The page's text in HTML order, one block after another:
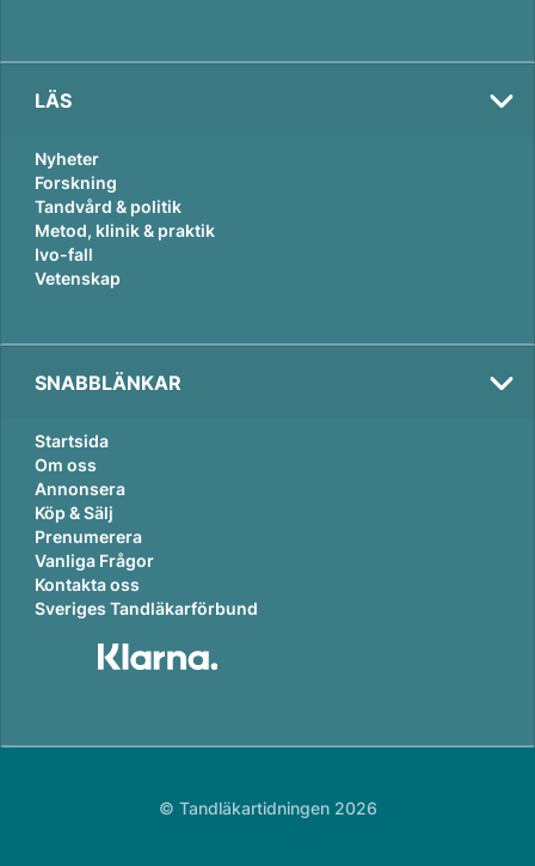
LÄS
Nyheter
Forskning
Tandvård & politik
Metod, klinik & praktik
Ivo-fall
Vetenskap
SNABBLÄNKAR
Startsida
Om oss
Annonsera
Köp & Sälj
Prenumerera
Vanliga Frågor
Kontakta oss
Sveriges Tandläkarförbund
© Tandläkartidningen 2026